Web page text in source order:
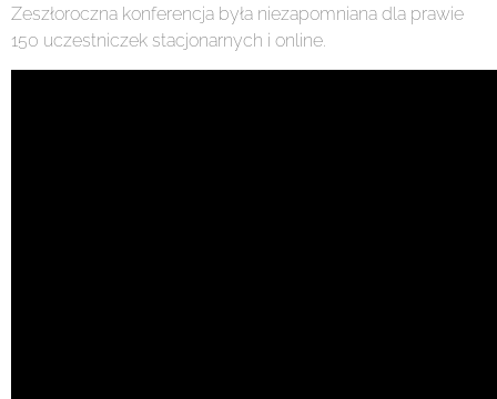
Zeszłoroczna konferencja była niezapomniana dla prawie
150 uczestniczek stacjonarnych i online.